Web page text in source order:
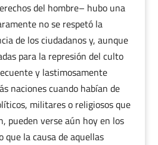
del hombre– hubo una
no se respetó la
de los ciudadanos y, aunque
para la represión del culto
y lastimosamente
naciones cuando habían de
militares o religiosos que
pueden verse aún hoy en los
que la causa de aquellas